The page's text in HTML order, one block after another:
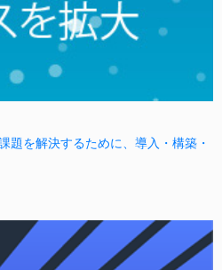
題を解決するために、導入・構築・